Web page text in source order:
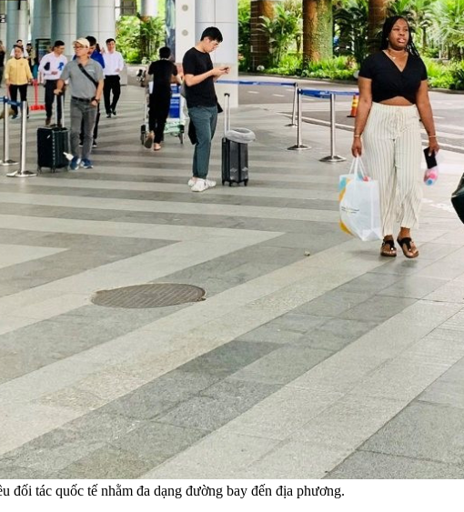
tác quốc tế nhằm đa dạng đường bay đến địa phương.